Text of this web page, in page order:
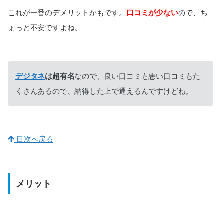
これが一番のデメリットかもです。 口コミが少ないので、ち
ょっと不安ですよね。
デジタネは超有名なので、良い口コミも悪い口コミもた
くさんあるので、納得した上で通えるんですけどね。
目次へ戻る
メリット